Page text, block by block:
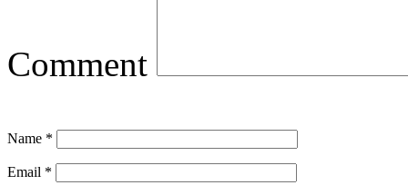
Comment
Name *
Email *